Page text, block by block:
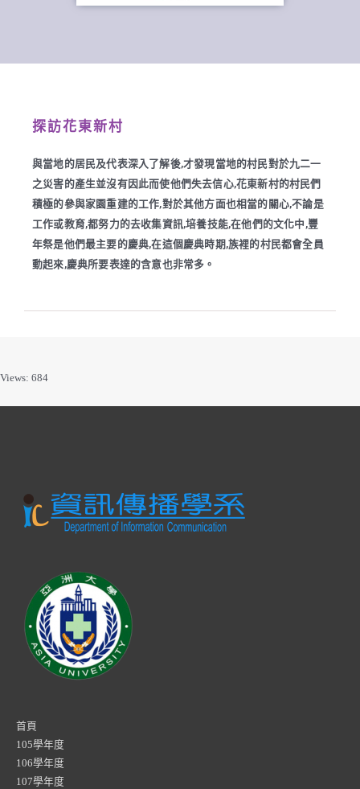
探訪花東新村
與當地的居民及代表深入了解後,才發現當地的村民對於九二一
之災害的產生並沒有因此而使他們失去信心,花東新村的村民們
積極的參與家園重建的工作,對於其他方面也相當的關心,不論是
工作或教育,都努力的去收集資訊,培養技能,在他們的文化中,豐
年祭是他們最主要的慶典,在這個慶典時期,族裡的村民都會全員
動起來,慶典所要表達的含意也非常多。
Views: 684
首頁
105學年度
106學年度
107學年度